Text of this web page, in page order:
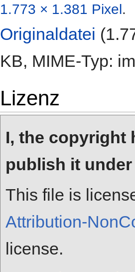
1.773 × 1.381 Pixel.
Originaldatei
KB, MIME-Typ:
Lizenz
I, the copyright
publish it
This file is
Attribution-
license.